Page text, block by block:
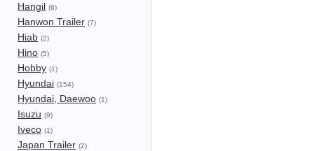
Hangil (6)
Hanwon Trailer (7)
Hiab (2)
Hino (5)
Hobby (1)
Hyundai (154)
Hyundai, Daewoo (1)
Isuzu (9)
Iveco (1)
Japan Trailer (2)